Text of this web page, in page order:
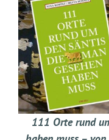
111 Orte rund